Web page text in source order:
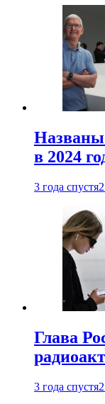
в 2024
3 года спустя
Глава
3 года спустя